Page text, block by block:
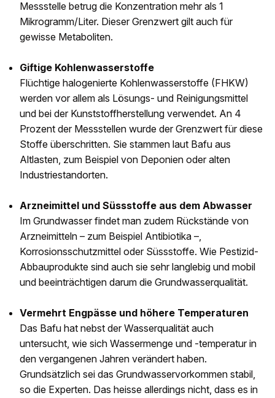
Messstelle betrug die Konzentration mehr als 1
Mikrogramm/Liter. Dieser Grenzwert gilt auch für
gewisse Metaboliten.
Giftige Kohlenwasserstoffe
Flüchtige halogenierte Kohlenwasserstoffe (FHKW)
werden vor allem als Lösungs- und Reinigungsmittel
und bei der Kunststoffherstellung verwendet. An 4
Prozent der Messstellen wurde der Grenzwert für diese
Stoffe überschritten. Sie stammen laut Bafu aus
Altlasten, zum Beispiel von Deponien oder alten
Industriestandorten.
Arzneimittel und Süssstoffe aus dem Abwasser
Im Grundwasser findet man zudem Rückstände von
Arzneimitteln – zum Beispiel Antibiotika –,
Korrosionsschutzmittel oder Süssstoffe. Wie Pestizid-
Abbauprodukte sind auch sie sehr langlebig und mobil
und beeinträchtigen darum die Grundwasserqualität.
Vermehrt Engpässe und höhere Temperaturen
Das Bafu hat nebst der Wasserqualität auch
untersucht, wie sich Wassermenge und -temperatur in
den vergangenen Jahren verändert haben.
Grundsätzlich sei das Grundwasservorkommen stabil,
so die Experten. Das heisse allerdings nicht, dass es in